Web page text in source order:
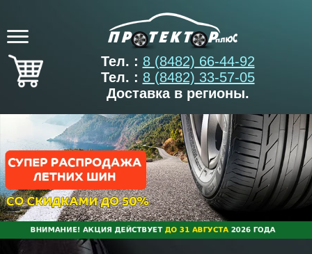
Тел. : 8 (8482) 66-44-92
Тел. : 8 (8482) 33-57-05
Доставка в регионы.